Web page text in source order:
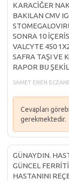
KARACİĞER
BAKILAN CMV
SONRA 10
VALCYTE 450
SAFRA TAŞI VE
RAPOR BU
SAMET EREN
Cevapları
gerekmektedir.
GÜNAYDIN.
GÜNCEL
HASTANINI